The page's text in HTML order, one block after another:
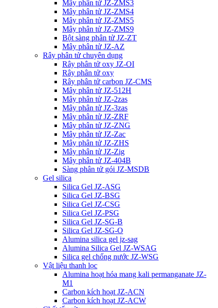
Mây phân tử JZ-ZMS3
Mây phân tử JZ-ZMS4
Mây phân tử JZ-ZMS5
Mây phân tử JZ-ZMS9
Bột sàng phân tử JZ-ZT
Mây phân tử JZ-AZ
Rây phân tử chuyên dụng
Rây phân tử oxy JZ-OI
Rây phân tử oxy
Rây phân tử carbon JZ-CMS
Mây phân tử JZ-512H
Mây phân tử JZ-2zas
Mây phân tử JZ-3zas
Mây phân tử JZ-ZRF
Mây phân tử JZ-ZNG
Mây phân tử JZ-Zac
Mây phân tử JZ-ZHS
Mây phân tử JZ-Zig
Mây phân tử JZ-404B
Sàng phân tử gói JZ-MSDB
Gel silica
Silica Gel JZ-ASG
Silica Gel JZ-BSG
Silica Gel JZ-CSG
Silica Gel JZ-PSG
Silica Gel JZ-SG-B
Silica Gel JZ-SG-O
Alumina silica gel jz-sag
Alumina Silica Gel JZ-WSAG
Silica gel chống nước JZ-WSG
Vật liệu thanh lọc
Alumina hoạt hóa mang kali permanganate JZ-
M1
Carbon kích hoạt JZ-ACN
Carbon kích hoạt JZ-ACW